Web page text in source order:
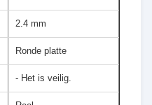
2.4 mm
Ronde platte
- Het is veilig.